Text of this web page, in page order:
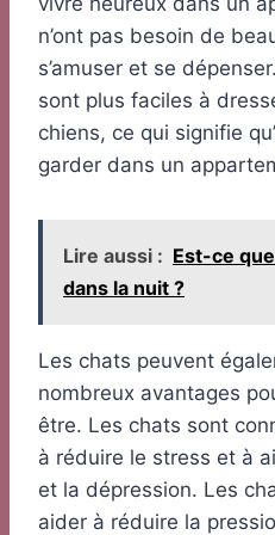
n’ont pas besoin de
s’amuser et se
sont plus faciles à
chiens, ce qui signifie
garder dans un
Lire aussi : Est-ce
dans la nuit ?
Les chats peuvent
nombreux avantages
être. Les chats sont
à réduire le stress et à
et la dépression. Les
aider à réduire la